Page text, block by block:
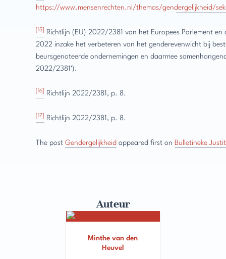
https://www.mensenrechten.nl/themas/gendergelijkheid/
[15]
Richtlijn (EU) 2022/2381 van het Europees Parlement en
2022 inzake het verbeteren van het genderevenwicht bij
beursgenoteerde ondernemingen en daarmee
2022/2381’).
[16] Richtlijn 2022/2381, p. 8.
[17] Richtlijn 2022/2381, p. 8.
The post Gendergelijkheid appeared first on Bulletineke
Auteur
Minthe van den
Heuvel